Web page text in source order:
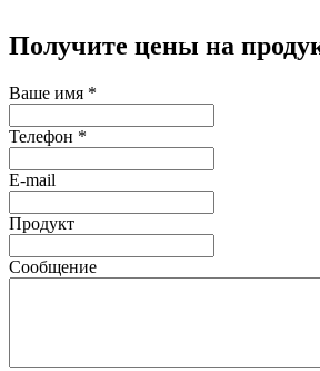
Получите цены на
Ваше имя *
Телефон *
E-mail
Продукт
Сообщение